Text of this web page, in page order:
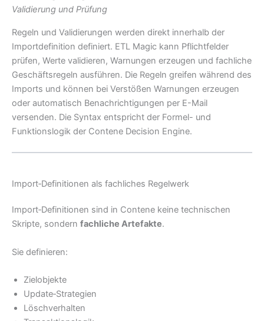
Validierung und Prüfung
Regeln und Validierungen werden direkt innerhalb der
Importdefinition definiert. ETL Magic kann Pflichtfelder
prüfen, Werte validieren, Warnungen erzeugen und fachliche
Geschäftsregeln ausführen. Die Regeln greifen während des
Imports und können bei Verstößen Warnungen erzeugen
oder automatisch Benachrichtigungen per E-Mail
versenden. Die Syntax entspricht der Formel- und
Funktionslogik der Contene Decision Engine.
Import‑Definitionen als fachliches Regelwerk
Import‑Definitionen sind in Contene keine technischen
Skripte, sondern fachliche Artefakte.
Sie definieren:
Zielobjekte
Update‑Strategien
Löschverhalten